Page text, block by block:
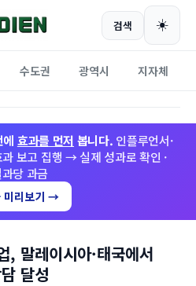
검색 ☀️
수도권 광역시 지자체
효과를 먼저 봅니다. 인플루언서·
보고 집행 → 실제 성과로 확인 ·
당 과금
미리보기 →
, 말레이시아·태국에서
달성